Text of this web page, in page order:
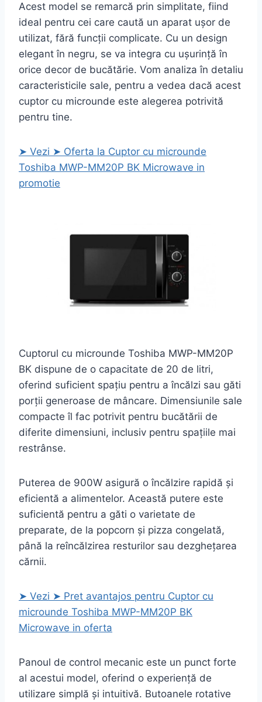
Acest model se remarcă prin simplitate, fiind
ideal pentru cei care caută un aparat ușor de
utilizat, fără funcții complicate. Cu un design
elegant în negru, se va integra cu ușurință în
orice decor de bucătărie. Vom analiza în detaliu
caracteristicile sale, pentru a vedea dacă acest
cuptor cu microunde este alegerea potrivită
pentru tine.
➤ Vezi ➤ Oferta la Cuptor cu microunde
Toshiba MWP-MM20P BK Microwave in
promotie
Cuptorul cu microunde Toshiba MWP-MM20P
BK dispune de o capacitate de 20 de litri,
oferind suficient spațiu pentru a încălzi sau găti
porții generoase de mâncare. Dimensiunile sale
compacte îl fac potrivit pentru bucătării de
diferite dimensiuni, inclusiv pentru spațiile mai
restrânse.
Puterea de 900W asigură o încălzire rapidă și
eficientă a alimentelor. Această putere este
suficientă pentru a găti o varietate de
preparate, de la popcorn și pizza congelată,
până la reîncălzirea resturilor sau dezghețarea
cărnii.
➤ Vezi ➤ Pret avantajos pentru Cuptor cu
microunde Toshiba MWP-MM20P BK
Microwave in oferta
Panoul de control mecanic este un punct forte
al acestui model, oferind o experiență de
utilizare simplă și intuitivă. Butoanele rotative